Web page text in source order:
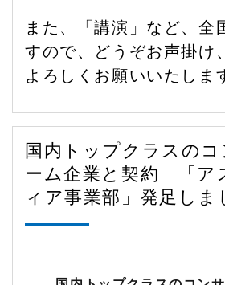
また、「講演」など、全
すので、どうぞお声掛け
よろしくお願いいたしま
国内トップクラスの
ーム企業と契約 「ア
ィア事業部」発足しま